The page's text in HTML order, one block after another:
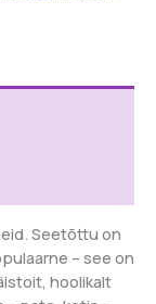
Seetõttu on
– see on
hoolikalt